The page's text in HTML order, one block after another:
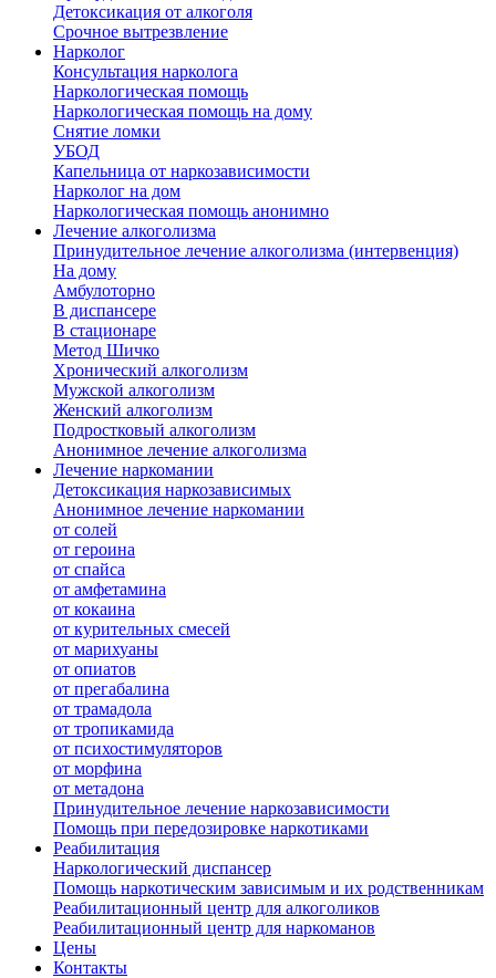
Детоксикация от алкоголя
Срочное вытрезвление
Нарколог
Консультация нарколога
Наркологическая помощь
Наркологическая помощь на дому
Снятие ломки
УБОД
Капельница от наркозависимости
Нарколог на дом
Наркологическая помощь анонимно
Лечение алкоголизма
Принудительное лечение алкоголизма (интервенция)
На дому
Амбулоторно
В диспансере
В стационаре
Метод Шичко
Хронический алкоголизм
Мужской алкоголизм
Женский алкоголизм
Подростковый алкоголизм
Анонимное лечение алкоголизма
Лечение наркомании
Детоксикация наркозависимых
Анонимное лечение наркомании
от солей
от героина
от спайса
от амфетамина
от кокаина
от курительных смесей
от марихуаны
от опиатов
от прегабалина
от трамадола
от тропикамида
от психостимуляторов
от морфина
от метадона
Принудительное лечение наркозависимости
Помощь при передозировке наркотиками
Реабилитация
Наркологический диспансер
Помощь наркотическим зависимым и их родственникам
Реабилитационный центр для алкоголиков
Реабилитационный центр для наркоманов
Цены
Контакты